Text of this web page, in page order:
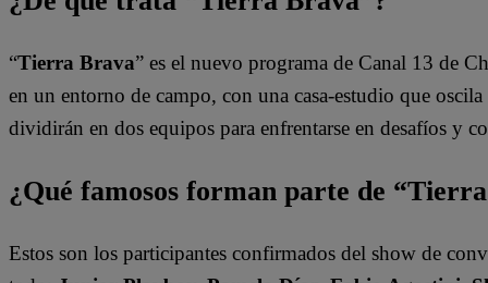
“Tierra Brava” es el nuevo programa de Canal 13 de
en un entorno de campo, con una casa-estudio que
dividirán en dos equipos para enfrentarse en desafíos y
¿Qué famosos forman parte de
Estos son los participantes confirmados del show de